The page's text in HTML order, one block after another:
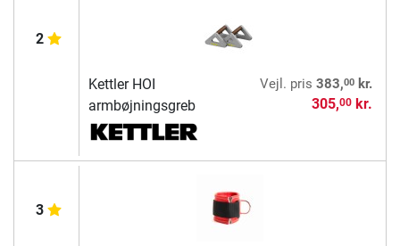
2
Kettler HOI
armbøjningsgreb
Vejl. pris 383,00kr.
305,00kr.
3